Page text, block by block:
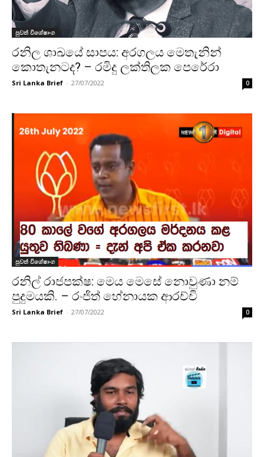
පුවත් විශේෂාංග
රනිල ශාඛයේ සාපය: අරගලය මෙතැනින්
කොතැනටද? – රමිදු ලක්තිලක පෙරේරා
Sri Lanka Brief - 27/07/2022 0
පුවත් විශේෂාංග
රනිල් රාජපක්ෂ: මෙය මෙසේ නොවුණා නම්
පුදුමයකි. – රංජිත් හේනායක ආරච්චි
Sri Lanka Brief - 27/07/2022 0